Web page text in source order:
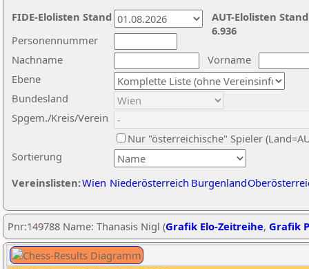
Nachname
Vorname
Ebene
Sortierung
Personennummer
Bundesland
Spgem./Kreis/Verein
Nur "österreichische" Spieler
Vereinslisten:Wien Niederösterreich Burgenland
AUT-Elolisten
6.936
FIDE-Elolisten Stand
Pnr:149788 Name: Thanasis Nigl (Grafik Elo-Zeitreihe, Grafik